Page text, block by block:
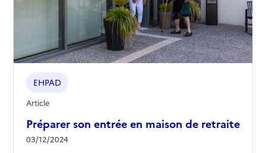
Préparer son entrée en maison de retraite
03/12/2024
EHPAD
Article